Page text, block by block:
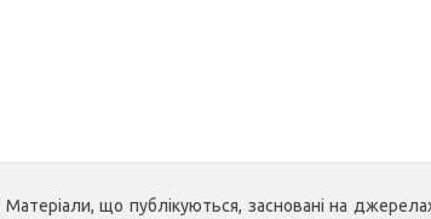
Матеріали, що публікуються, засновані на